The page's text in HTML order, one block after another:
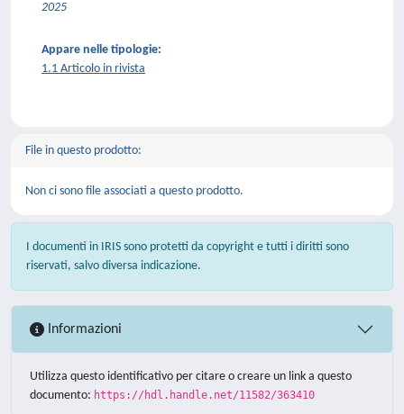
2025
Appare nelle tipologie:
1.1 Articolo in rivista
File in questo prodotto:
Non ci sono file associati a questo prodotto.
I documenti in IRIS sono protetti da copyright e tutti i diritti sono
riservati, salvo diversa indicazione.
Informazioni
Utilizza questo identificativo per citare o creare un link a questo
documento: https://hdl.handle.net/11582/363410